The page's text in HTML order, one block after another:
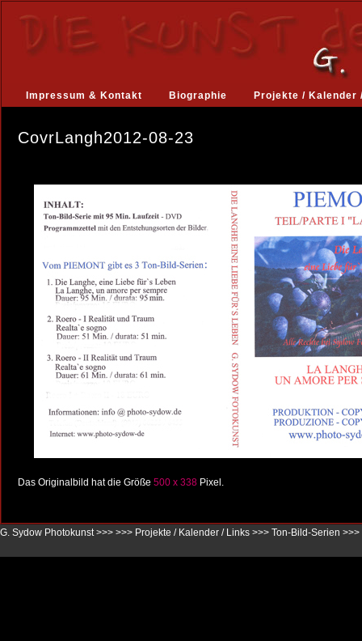
Impressum & Kontakt Biographie Projekte / Kalender
CovrLangh2012-08-23
Das Originalbild hat die Größe 500 x 338 Pixel.
G. Sydow Photokunst >>> >>> Projekte / Kalender / Links >>> Ton-Bild-Serien >>>